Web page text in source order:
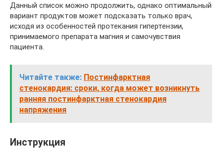
Данный список можно продолжить, однако оптимальный
вариант продуктов может подсказать только врач,
исходя из особенностей протекания гипертензии,
принимаемого препарата магния и самочувствия
пациента.
Читайте также: Постинфарктная
стенокардия: сроки, когда может возникнуть
ранняя постинфарктная стенокардия
напряжения
Инструкция